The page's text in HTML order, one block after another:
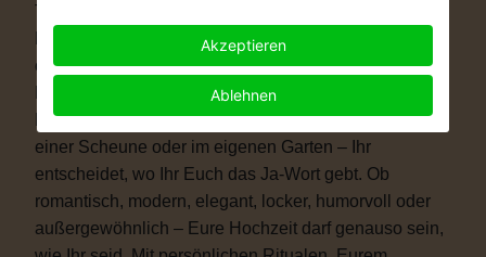
Euch die standesamtliche Zeremonie allein zu kurz
oder zu unpersönlich. Eine Freie Trauung schenkt
Euch genau das, was Ihr Euch wünscht: völlige
Freiheit. Ob auf einer Wiese, am See, im Schloss, in
einer Scheune oder im eigenen Garten – Ihr
entscheidet, wo Ihr Euch das Ja-Wort gebt. Ob
romantisch, modern, elegant, locker, humorvoll oder
außergewöhnlich – Eure Hochzeit darf genauso sein,
Akzeptieren
Ablehnen